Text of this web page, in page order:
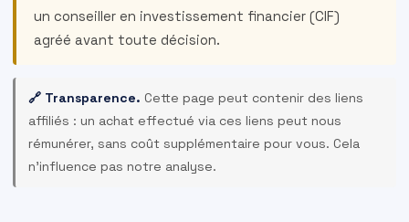
un conseiller en investissement financier (CIF)
agréé avant toute décision.
🔗 Transparence. Cette page peut contenir des liens
affiliés : un achat effectué via ces liens peut nous
rémunérer, sans coût supplémentaire pour vous. Cela
n’influence pas notre analyse.